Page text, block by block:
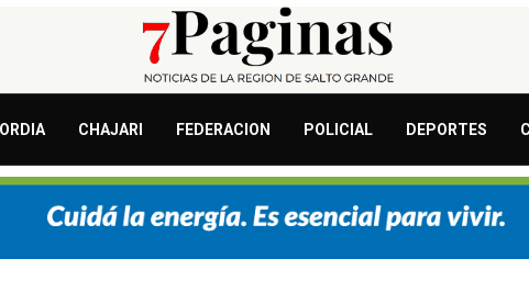
CHAJARI FEDERACION POLICIAL DEPORTES